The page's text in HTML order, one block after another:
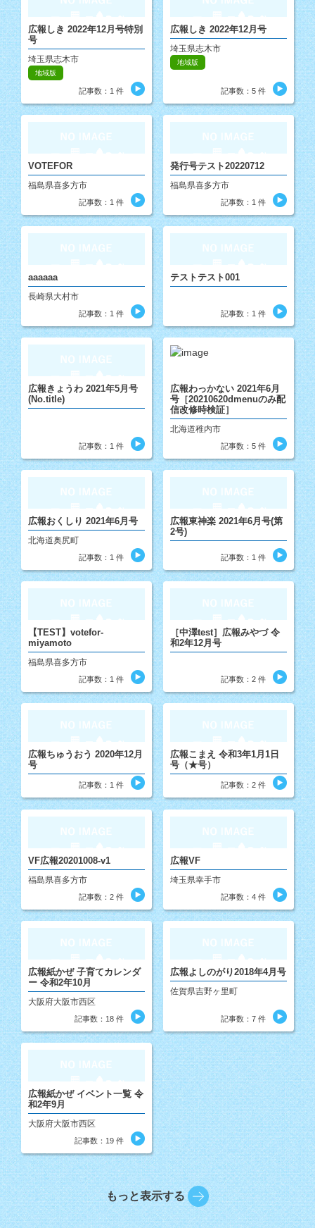
広報しき 2022年12月号特別
号
埼玉県志木市
地域版
記事数：1 件
広報しき 2022年12月号
埼玉県志木市
地域版
記事数：5 件
VOTEFOR
福島県喜多方市
記事数：1 件
発行号テスト20220712
福島県喜多方市
記事数：1 件
aaaaaa
長崎県大村市
記事数：1 件
テストテスト001
記事数：1 件
広報きょうわ 2021年5月号
(No.title)
記事数：1 件
広報わっかない 2021年6月
号［20210620dmenuのみ配
信改修時検証］
北海道稚内市
記事数：5 件
広報おくしり 2021年6月号
北海道奥尻町
記事数：1 件
広報東神楽 2021年6月号(第
2号)
記事数：1 件
【TEST】votefor-
miyamoto
福島県喜多方市
記事数：1 件
［中澤test］広報みやづ 令
和2年12月号
記事数：2 件
広報ちゅうおう 2020年12月
号
記事数：1 件
広報こまえ 令和3年1月1日
号（★号）
記事数：2 件
VF広報20201008-v1
福島県喜多方市
記事数：2 件
広報VF
埼玉県幸手市
記事数：4 件
広報紙かぜ 子育てカレンダ
ー 令和2年10月
大阪府大阪市西区
記事数：18 件
広報よしのがり2018年4月号
佐賀県吉野ヶ里町
記事数：7 件
広報紙かぜ イベント一覧 令
和2年9月
大阪府大阪市西区
記事数：19 件
もっと表示する